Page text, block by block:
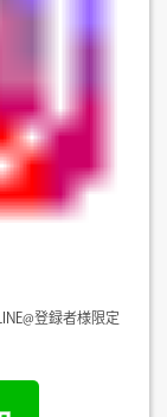
登録者様限定